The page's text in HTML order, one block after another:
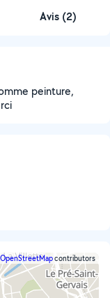
Avis (2)
peinture,
OpenStreetMapcontributors